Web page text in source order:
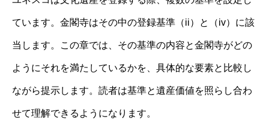
ています。金閣寺はその中の登録基準（ii）と（iv）に該
当します。この章では、その基準の内容と金閣寺がどの
ようにそれを満たしているかを、具体的な要素と比較し
ながら提示します。読者は基準と遺産価値を照らし合わ
せて理解できるようになります。